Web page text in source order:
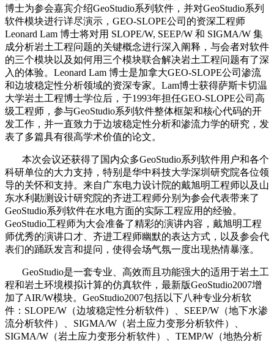
博士为参会嘉宾介绍GeoStudio系列软件，并对GeoStudio系列
软件模块进行详尽演示，GEO-SLOPE公司的资深工程师
Leonard Lam 博士将对用 SLOPE/W, SEEP/W 和 SIGMA/W 集
成分析岩土工程问题的关键概念进行深入阐释，与会者对软件
的三个模块以及如何用三个模块联合解决岩土工程问题有了深
入的体验。Leonard Lam 博士是加拿大GEO-SLOPE公司渗流
和边坡稳定性分析领域的资深专家。Lam博士获得萨斯卡切温
大学岩土工程博士学位后，于1993年担任GEO-SLOPE公司高
级工程师，参与GeoStudio系列软件整体框架和核心代码的开
发工作，并一直致力于边坡稳定性分析和渗流力学的研究，发
表了多篇具有很高学术价值的论文。
本次会议还获得了国内众多GeoStudio系列软件用户和各个
科研单位的大力支持，特别是华中科技大学深圳研究院各位领
导的关怀和支持。来自广东电力设计院的戴旭明工程师以及山
东水利勘测设计研究院的齐进工程师分别为参会代表带来了
GeoStudio系列软件在水电方面的实际工程应用的经验。
GeoStudio工程师为大会准备了精彩的演讲内容，戴旭明工程
师优秀的演讲口才、齐进工程师幽默的表达方式，以及参会代
表们的踊跃发言和提问，使得会场气氛一度出现热情暴涨。
GeoStudio是一套专业、高效而且功能强大的适用于岩土工
程和岩土环境模拟计算的仿真软件，最新版GeoStudio2007增
加了AIR/W模块。GeoStudio2007包括以下八种专业分析软
件：SLOPE/W（边坡稳定性分析软件）、SEEP/W（地下水渗
流分析软件）、SIGMA/W（岩土应力变形分析软件）、
SIGMA/W（岩土应力变形分析软件）、TEMP/W（地热分析